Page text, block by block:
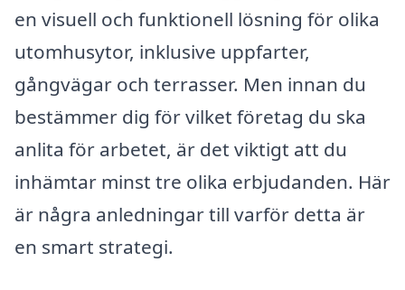
en visuell och funktionell lösning för olika
utomhusytor, inklusive uppfarter,
gångvägar och terrasser. Men innan du
bestämmer dig för vilket företag du ska
anlita för arbetet, är det viktigt att du
inhämtar minst tre olika erbjudanden. Här
är några anledningar till varför detta är
en smart strategi.